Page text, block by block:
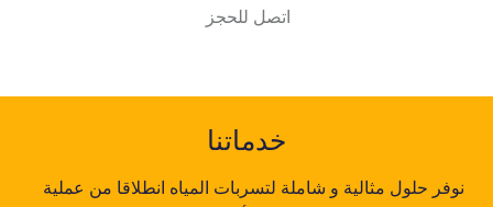
اتصل للحجز
خدماتنا
نوفر حلول مثالية و شاملة لتسربات المياه انطلاقا من عملية